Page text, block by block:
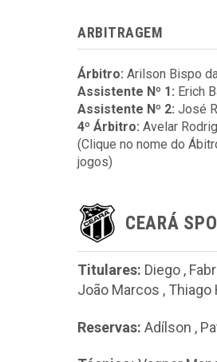
ARBITRAGEM
Árbitro: Arilson Bispo
Assistente Nº 1: Erich
Assistente Nº 2: José
4º Árbitro: Avelar
(Clique no nome do
jogos)
CEARÁ
Titulares: Diego ,
João Marcos , Thiago
Reservas: Adílson ,